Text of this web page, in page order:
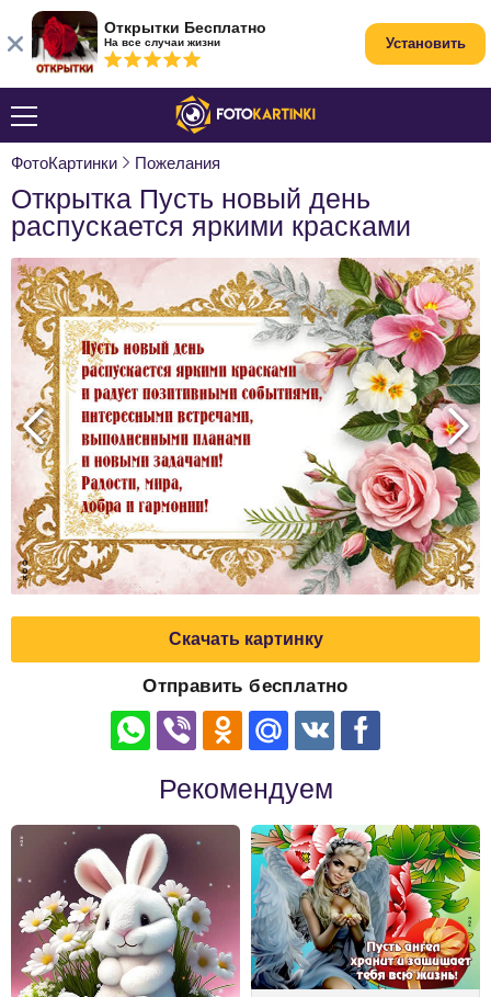
ФотоКартинки Пожелания
Открытка Пусть новый день
распускается яркими красками
Скачать картинку
Отправить бесплатно
Рекомендуем
Открытки Бесплатно
На все случаи жизни Установить